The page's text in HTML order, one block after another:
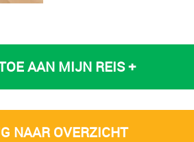
AAN MIJN REIS +
NAAR OVERZICHT